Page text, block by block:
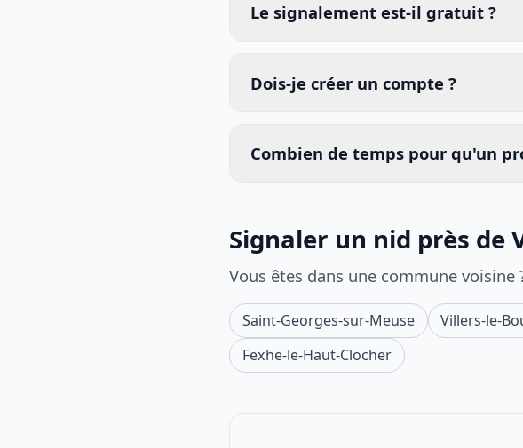
Le signalement est-il gratuit ?
Dois-je créer un compte ?
Combien de temps pour qu'un
Signaler un nid près de
Vous êtes dans une commune
Saint-Georges-sur-Meuse Villers-le-
Fexhe-le-Haut-Clocher